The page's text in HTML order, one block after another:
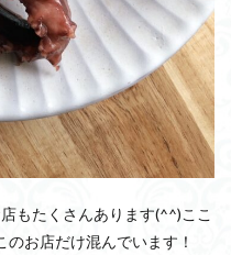
もたくさんあります(^^)ここ
お店だけ混んでいます！